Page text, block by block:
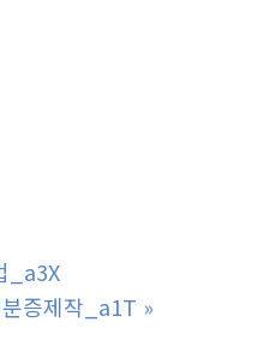
_a3X
증제작_a1T »